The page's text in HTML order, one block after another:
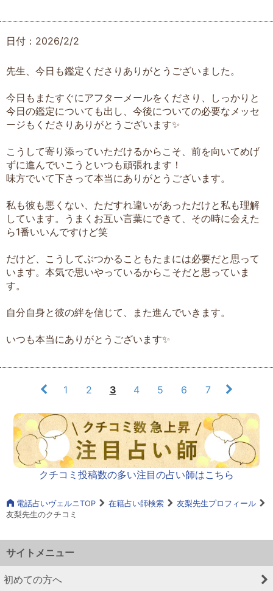
日付：2026/2/2
先生、今日も鑑定くださりありがとうございました。
今日もまたすぐにアフターメールをくださり、しっかりと
今日の鑑定についても出し、今後についての必要なメッセ
ージもくださりありがとうございます✨
こうして寄り添っていただけるからこそ、前を向いてめげ
ずに進んでいこうといつも頑張れます！
味方でいて下さって本当にありがとうございます。
私も彼も悪くない、ただすれ違いがあっただけと私も理解
しています。うまくお互い言葉にできて、その時に会えた
ら1番いいんですけど笑
だけど、こうしてぶつかることもたまには必要だと思って
います。本気で思いやっているからこそだと思っていま
す。
自分自身と彼の絆を信じて、また進んでいきます。
いつも本当にありがとうございます✨
1 2 3 4 5 6 7
クチコミ投稿数の多い注目の占い師はこちら
電話占いヴェルニTOP 在籍占い師検索
友梨先生プロフィール
友梨先生のクチコミ
サイトメニュー
初めての方へ